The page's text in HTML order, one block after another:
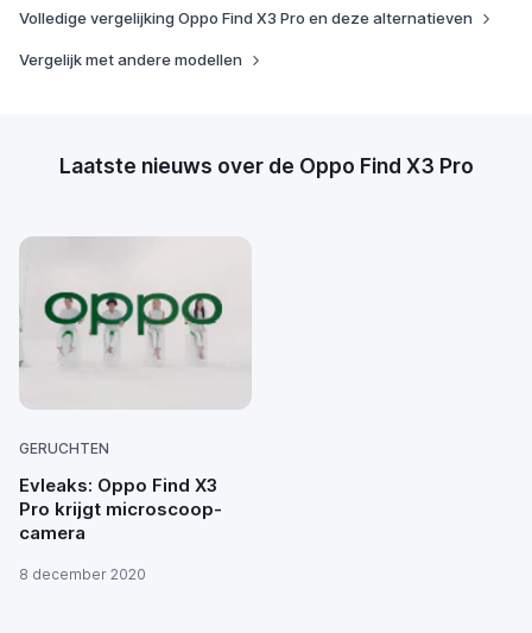
Volledige vergelijking Oppo Find X3 Pro en deze alternatieven
Vergelijk met andere modellen
Laatste nieuws over de Oppo Find X3 Pro
GERUCHTEN
Evleaks: Oppo Find X3
Pro krijgt microscoop-
camera
8 december 2020